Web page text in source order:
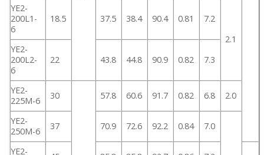
YE2-
200L1-
6
18.5 37.5 38.4 90.4 0.81
7.2
2.1
YE2-
200L2-
6
22 43.8 44.8 90.9 0.82 7.3
YE2-
225M-6
30 57.8 60.6 91.7 0.82 6.8 2.0
YE2-
250M-6
37 70.9 72.6 92.2 0.84 7.0
YE2-